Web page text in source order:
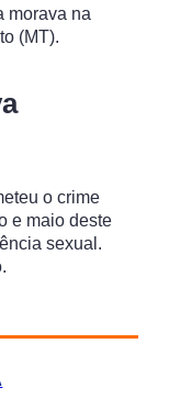
morava na
(MT).
o crime
e maio deste
sexual.